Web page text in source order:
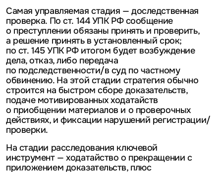
Самая управляемая стадия — доследственная
проверка. По ст. 144 УПК РФ сообщение
о преступлении обязаны принять и проверить,
а решение принять в установленный срок;
по ст. 145 УПК РФ итогом будет возбуждение
дела, отказ, либо передача
по подследственности/в суд по частному
обвинению. На этой стадии стратегия обычно
строится на быстром сборе доказательств,
подаче мотивированных ходатайств
о приобщении материалов и о проверочных
действиях, и фиксации нарушений регистрации/
проверки.
На стадии расследования ключевой
инструмент — ходатайство о прекращении с
приложением доказательств, плюс